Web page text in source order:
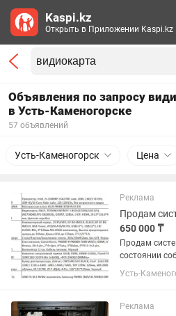
Объявления по запросу
в Усть-Каменогорске
57 объявлений
Усть-Каменогорск Цена
Реклама
Продам
650 000 ₸
Продам
состоянии
сервисном в
есть
Усть-
Реклама
Kaspi.kz
Открыть в Приложении Kaspi.kz